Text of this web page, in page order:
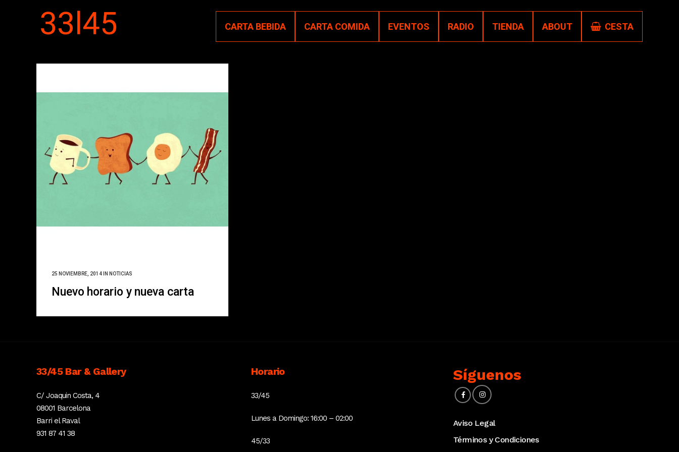
CARTA BEBIDA CARTA COMIDA EVENTOS RADIO TIENDA ABOUT CESTA
25 NOVIEMBRE, 2014 IN NOTICIAS
Nuevo horario y nueva carta
33/45 Bar & Gallery
C/ Joaquin Costa, 4
08001 Barcelona
Barri el Raval
931 87 41 38
Horario
33/45
Lunes a Domingo: 16:00 – 02:00
45/33
Síguenos
Aviso Legal
Términos y Condiciones